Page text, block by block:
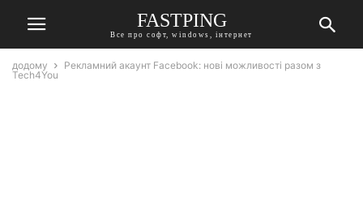
FASTPING
Все про софт, windows, інтернет
додому
Рекламний акаунт Facebook: нові можливості разом з
Tech4You